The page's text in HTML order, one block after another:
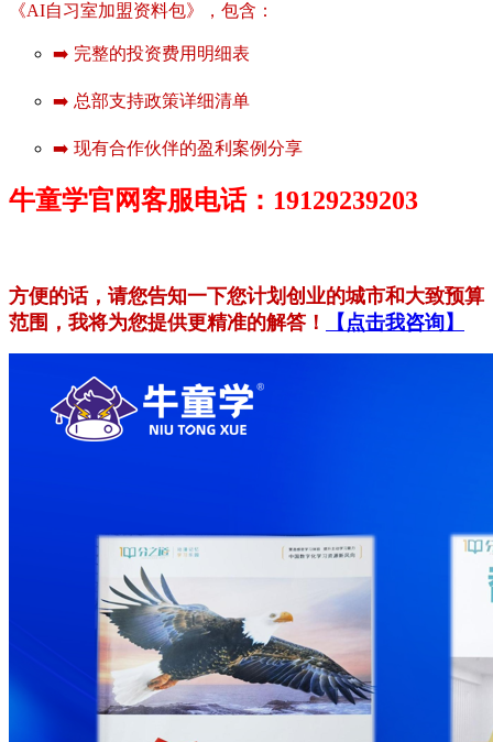
《AI自习室加盟资料包》，包含：
➡️ 完整的投资费用明细表
➡️ 总部支持政策详细清单
➡️ 现有合作伙伴的盈利案例分享
牛童学官网客服电话：19129239203
方便的话，请您告知一下您计划创业的城市和大致预算
范围，我将为您提供更精准的解答！
【点击我咨询】